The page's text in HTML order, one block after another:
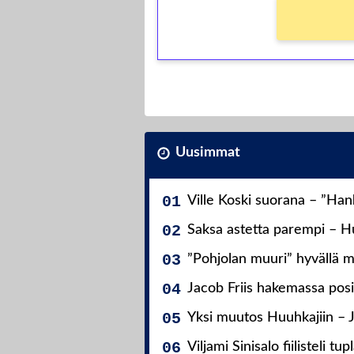
Uusimmat
Ville Koski suorana –
Saksa astetta parempi –
”Pohjolan muuri” hyvällä
Jacob Friis hakemassa
Yksi muutos Huuhkajiin –
Viljami Sinisalo fiilisteli